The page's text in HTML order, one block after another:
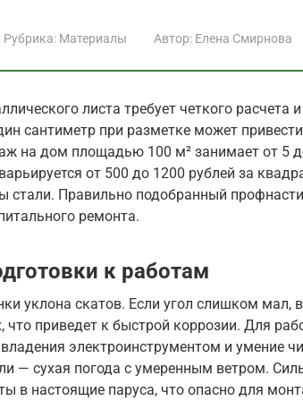
Рубрика: Материалы Автор: Елена Смирнова
листа требует четкого расчета
сантиметр при разметке может
на дом площадью 100 м² занимает от 5
от 500 до 1200 рублей за
стали. Правильно подобранный
ремонта.
к работам
уклона скатов. Если угол слишком мал,
что приведет к быстрой коррозии. Для
электроинструментом и умение
— сухая погода с умеренным ветром.
в настоящие паруса, что опасно для